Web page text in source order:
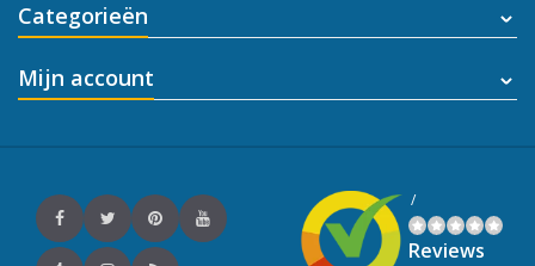
Categorieën
Mijn account
/
Reviews